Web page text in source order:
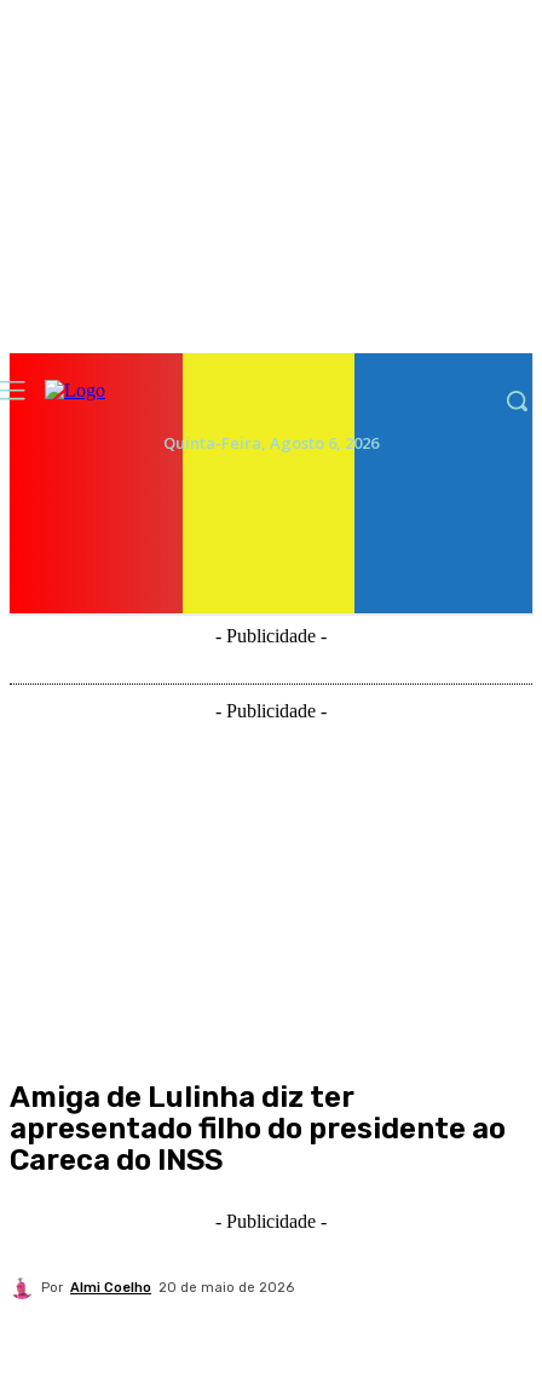
Quinta-Feira, Agosto 6, 2026
- Publicidade -
- Publicidade -
Amiga de Lulinha diz ter
apresentado filho do presidente ao
Careca do INSS
- Publicidade -
Por Almi Coelho 20 de maio de 2026